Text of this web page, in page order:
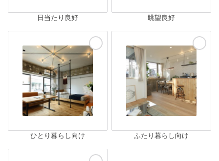
日当たり良好 眺望良好
ひとり暮らし向け ふたり暮らし向け